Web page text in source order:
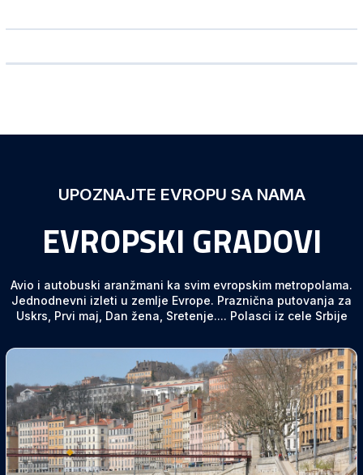
Email adresa
Broj dece
Budžet u eurima
Termin
Vrsta prevoza
UPOZNAJTE EVROPU SA NAMA
EVROPSKI GRADOVI
Avio i autobuski aranžmani ka svim evropskim metropolama.
Jednodnevni izleti u zemlje Evrope. Praznična putovanja za
Uskrs, Prvi maj, Dan žena, Sretenje.... Polasci iz cele Srbije